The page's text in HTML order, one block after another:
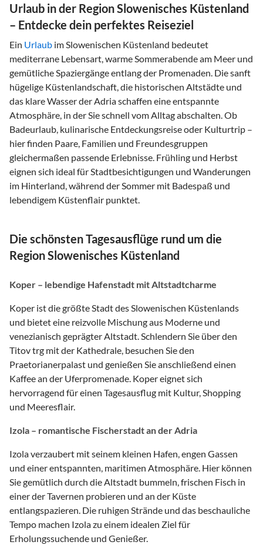
Urlaub in der Region Slowenisches Küstenland
– Entdecke dein perfektes Reiseziel
Ein Urlaub im Slowenischen Küstenland bedeutet
mediterrane Lebensart, warme Sommerabende am Meer und
gemütliche Spaziergänge entlang der Promenaden. Die sanft
hügelige Küstenlandschaft, die historischen Altstädte und
das klare Wasser der Adria schaffen eine entspannte
Atmosphäre, in der Sie schnell vom Alltag abschalten. Ob
Badeurlaub, kulinarische Entdeckungsreise oder Kulturtrip –
hier finden Paare, Familien und Freundesgruppen
gleichermaßen passende Erlebnisse. Frühling und Herbst
eignen sich ideal für Stadtbesichtigungen und Wanderungen
im Hinterland, während der Sommer mit Badespaß und
lebendigem Küstenflair punktet.
Die schönsten Tagesausflüge rund um die
Region Slowenisches Küstenland
Koper – lebendige Hafenstadt mit Altstadtcharme
Koper ist die größte Stadt des Slowenischen Küstenlands
und bietet eine reizvolle Mischung aus Moderne und
venezianisch geprägter Altstadt. Schlendern Sie über den
Titov trg mit der Kathedrale, besuchen Sie den
Praetorianerpalast und genießen Sie anschließend einen
Kaffee an der Uferpromenade. Koper eignet sich
hervorragend für einen Tagesausflug mit Kultur, Shopping
und Meeresflair.
Izola – romantische Fischerstadt an der Adria
Izola verzaubert mit seinem kleinen Hafen, engen Gassen
und einer entspannten, maritimen Atmosphäre. Hier können
Sie gemütlich durch die Altstadt bummeln, frischen Fisch in
einer der Tavernen probieren und an der Küste
entlangspazieren. Die ruhigen Strände und das beschauliche
Tempo machen Izola zu einem idealen Ziel für
Erholungssuchende und Genießer.